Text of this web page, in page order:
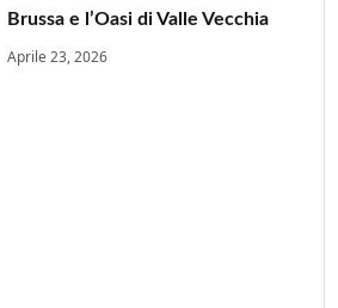
Brussa e l’Oasi di Valle Vecchia
Aprile 23, 2026